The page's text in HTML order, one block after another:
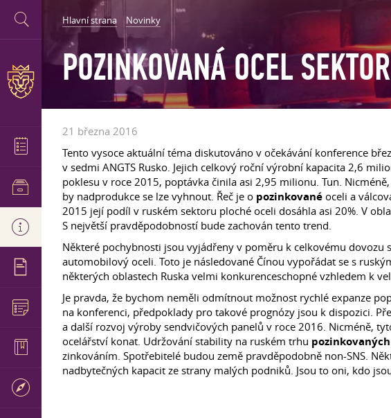
Hlavní strana Novinky
POZINKOVANÁ OCEL
21 března 2016
Tento vysoce aktuální téma diskutováno v očekávání konference
v sedmi ANGTS Rusko. Jejich celkový roční výrobní kapacita 2,6
poklesu v roce 2015, poptávka činila asi 2,95 milionu. Tun.
by nadprodukce se lze vyhnout. Řeč je o pozinkované oceli a
2015 její podíl v ruském sektoru ploché oceli dosáhla asi 20%. V
S největší pravděpodobností bude zachován tento trend.
Některé pochybnosti jsou vyjádřeny v poměru k celkovému
automobilový oceli. Toto je následované Čínou vypořádat se s
některých oblastech Ruska velmi konkurenceschopné vzhledem k
Je pravda, že bychom neměli odmítnout možnost rychlé expanze
na konferenci, předpoklady pro takové prognózy jsou k dispozici.
a další rozvoj výroby sendvičových panelů v roce 2016. Nicméně,
ocelářství konat. Udržování stability na ruském trhu pozinkovaných
zinkováním. Spotřebitelé budou země pravděpodobně non-SNS.
nadbytečných kapacit ze strany malých podniků. Jsou to oni, kdo